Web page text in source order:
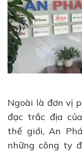
Ngoài là đơn vị
đạc trắc địa
thế giới, An
những công ty